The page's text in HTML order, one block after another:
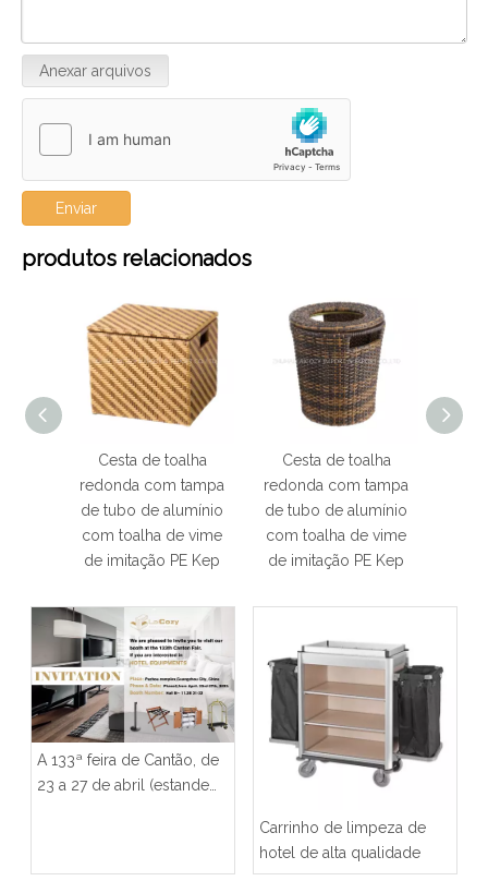
Anexar arquivos
Enviar
produtos relacionados
Cesta de toalha
com tampa
tubo de alumínio
toalha de vime
imitação PE Kep
Cesta de toalha
redonda com tampa
de tubo de alumínio
com toalha de vime
de imitação PE Kep
Cesta de toalha
redonda tubo de
alumínio com
de PE toalha de
A 133ª feira de Cantão, de
23 a 27 de abril (estande
Carrinho de limpeza de
hotel de alta qualidade